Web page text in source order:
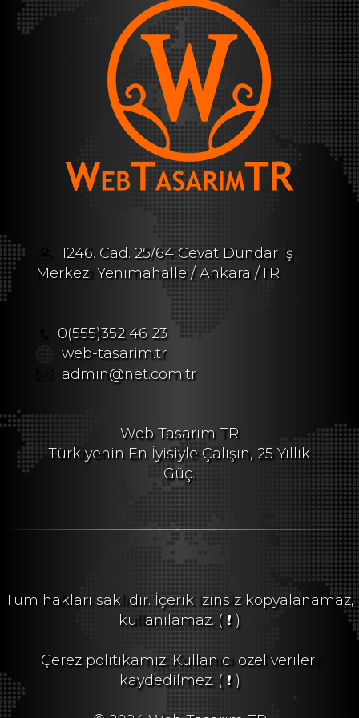
1246. Cad. 25/64 Cevat Dündar İş
Merkezi Yenimahalle / Ankara /TR
0(555)352 46 23
web-tasarim.tr
admin@net.com.tr
Web Tasarım TR
Türkiyenin En İyisiyle Çalışın, 25 Yıllık
Güç.
Tüm hakları saklıdır. İçerik izinsiz kopyalanamaz,
kullanılamaz. ( ❗ )
Çerez politikamız: Kullanıcı özel verileri
kaydedilmez. ( ❗ )